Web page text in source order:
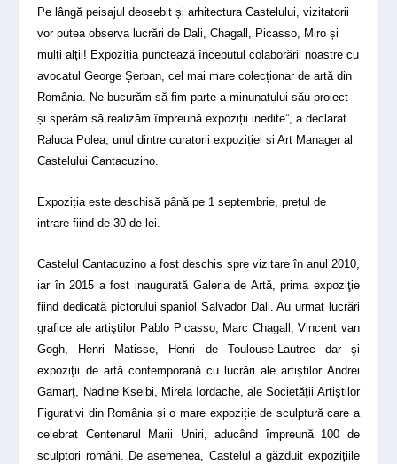
Pe lângă peisajul deosebit și arhitectura Castelului, vizitatorii
vor putea observa lucrări de Dali, Chagall, Picasso, Miro și
mulți alții! Expoziția punctează începutul colaborării noastre cu
avocatul George Șerban, cel mai mare colecționar de artă din
România. Ne bucurăm să fim parte a minunatului său proiect
și sperăm să realizăm împreună expoziții inedite”, a declarat
Raluca Polea, unul dintre curatorii expoziției și Art Manager al
Castelului Cantacuzino.
Expoziția este deschisă până pe 1 septembrie, prețul de
intrare fiind de 30 de lei.
Castelul Cantacuzino a fost deschis spre vizitare în anul 2010,
iar în 2015 a fost inaugurată Galeria de Artă, prima expoziţie
fiind dedicată pictorului spaniol Salvador Dali. Au urmat lucrări
grafice ale artiştilor Pablo Picasso, Marc Chagall, Vincent van
Gogh, Henri Matisse, Henri de Toulouse-Lautrec dar şi
expoziţii de artă contemporană cu lucrări ale artiştilor Andrei
Gamarţ, Nadine Kseibi, Mirela Iordache, ale Societăţii Artiştilor
Figurativi din România și o mare expoziție de sculptură care a
celebrat Centenarul Marii Uniri, aducând împreună 100 de
sculptori români. De asemenea, Castelul a găzduit expozițiile